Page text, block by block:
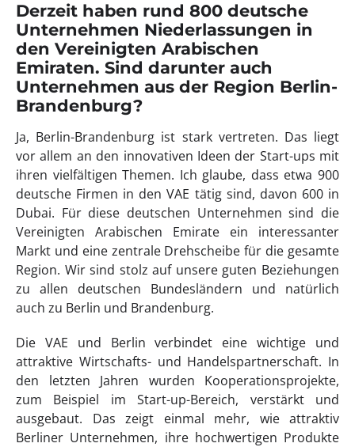
Derzeit haben rund 800 deutsche
Unternehmen Niederlassungen in
den Vereinigten Arabischen
Emiraten. Sind darunter auch
Unternehmen aus der Region Berlin-
Brandenburg?
Ja, Berlin-Brandenburg ist stark vertreten. Das liegt
vor allem an den innovativen Ideen der Start-ups mit
ihren vielfältigen Themen. Ich glaube, dass etwa 900
deutsche Firmen in den VAE tätig sind, davon 600 in
Dubai. Für diese deutschen Unternehmen sind die
Vereinigten Arabischen Emirate ein interessanter
Markt und eine zentrale Drehscheibe für die gesamte
Region. Wir sind stolz auf unsere guten Beziehungen
zu allen deutschen Bundesländern und natürlich
auch zu Berlin und Brandenburg.
Die VAE und Berlin verbindet eine wichtige und
attraktive Wirtschafts- und Handelspartnerschaft. In
den letzten Jahren wurden Kooperationsprojekte,
zum Beispiel im Start-up-Bereich, verstärkt und
ausgebaut. Das zeigt einmal mehr, wie attraktiv
Berliner Unternehmen, ihre hochwertigen Produkte